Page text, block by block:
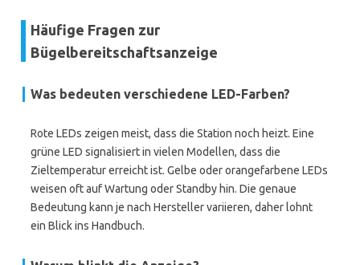
Häufige Fragen zur
Bügelbereitschaftsanzeige
Was bedeuten verschiedene LED-Farben?
Rote LEDs zeigen meist, dass die Station noch heizt. Eine
grüne LED signalisiert in vielen Modellen, dass die
Zieltemperatur erreicht ist. Gelbe oder orangefarbene LEDs
weisen oft auf Wartung oder Standby hin. Die genaue
Bedeutung kann je nach Hersteller variieren, daher lohnt
ein Blick ins Handbuch.